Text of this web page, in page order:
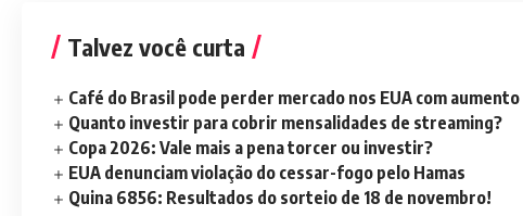
Talvez você curta
Café do Brasil pode perder mercado nos EUA com
Quanto investir para cobrir mensalidades de streaming?
Copa 2026: Vale mais a pena torcer ou investir?
EUA denunciam violação do cessar-fogo pelo Hamas
Quina 6856: Resultados do sorteio de 18 de novembro!